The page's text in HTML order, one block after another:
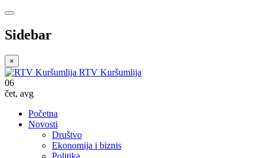
Sidebar
×
RTV Kuršumlija
06
čet, avg
Početna
Novosti
Društvo
Ekonomija i biznis
Politika